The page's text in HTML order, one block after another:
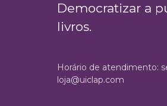
Democratizar a
livros.
Horário de atendimento:
loja@uiclap.com